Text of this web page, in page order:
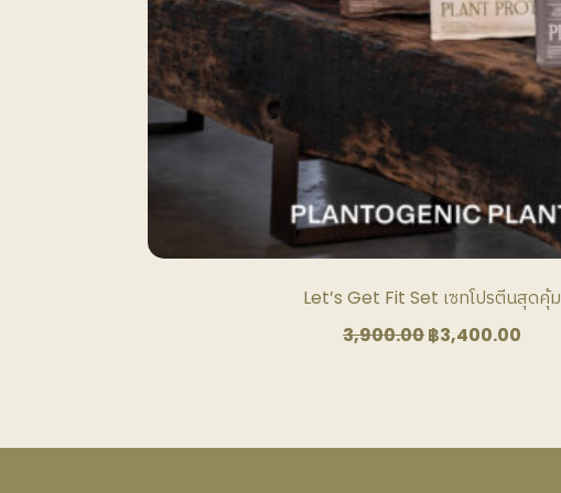
product
page
Let’s Get Fit Set เซทโปรตีนสุดคุ้ม
3,900.00Original
฿3,400.00